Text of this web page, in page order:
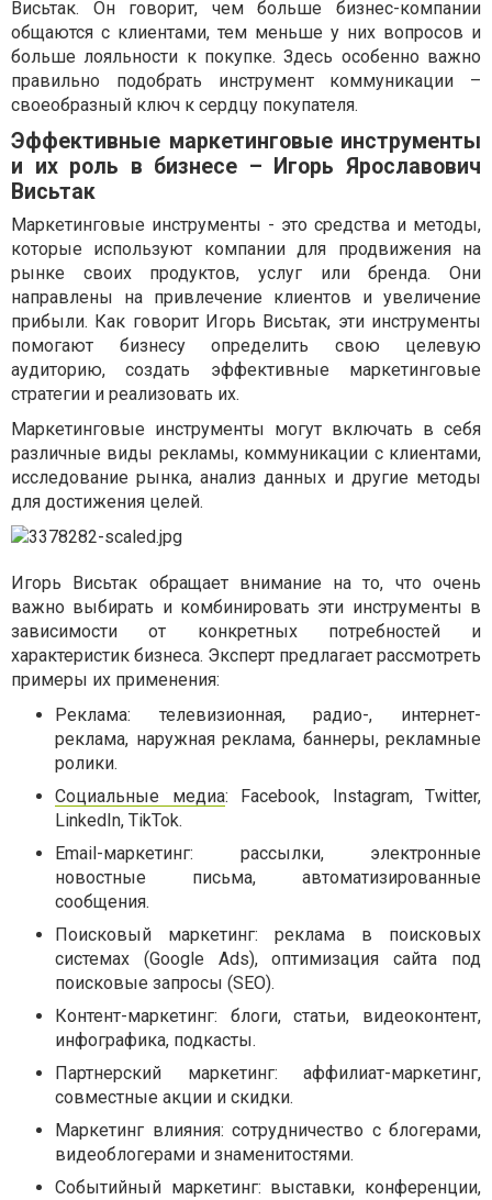
Висьтак. Он говорит, чем больше бизнес-компании
общаются с клиентами, тем меньше у них вопросов и
больше лояльности к покупке. Здесь особенно важно
правильно подобрать инструмент коммуникации –
своеобразный ключ к сердцу покупателя.
Эффективные маркетинговые инструменты
и их роль в бизнесе – Игорь Ярославович
Висьтак
Маркетинговые инструменты - это средства и методы,
которые используют компании для продвижения на
рынке своих продуктов, услуг или бренда. Они
направлены на привлечение клиентов и увеличение
прибыли. Как говорит Игорь Висьтак, эти инструменты
помогают бизнесу определить свою целевую
аудиторию, создать эффективные маркетинговые
стратегии и реализовать их.
Маркетинговые инструменты могут включать в себя
различные виды рекламы, коммуникации с клиентами,
исследование рынка, анализ данных и другие методы
для достижения целей.
Игорь Висьтак обращает внимание на то, что очень
важно выбирать и комбинировать эти инструменты в
зависимости от конкретных потребностей и
характеристик бизнеса. Эксперт предлагает рассмотреть
примеры их применения:
Реклама: телевизионная, радио-, интернет-
реклама, наружная реклама, баннеры, рекламные
ролики.
Социальные медиа: Facebook, Instagram, Twitter,
LinkedIn, TikTok.
Email-маркетинг: рассылки, электронные
новостные письма, автоматизированные
сообщения.
Поисковый маркетинг: реклама в поисковых
системах (Google Ads), оптимизация сайта под
поисковые запросы (SEO).
Контент-маркетинг: блоги, статьи, видеоконтент,
инфографика, подкасты.
Партнерский маркетинг: аффилиат-маркетинг,
совместные акции и скидки.
Маркетинг влияния: сотрудничество с блогерами,
видеоблогерами и знаменитостями.
Событийный маркетинг: выставки, конференции,